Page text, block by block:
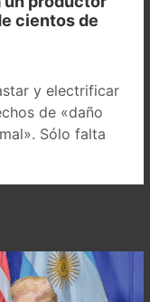
cientos de
y electrificar
de «daño
Sólo falta